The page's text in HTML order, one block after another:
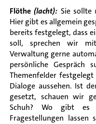
Flöthe(lacht): Sie sollte
Hier gibt es allgemein
bereits festgelegt, dass
soll, sprechen wir
Verwaltung gerne
persönliche Gespräch
Themenfelder
Dialoge aussehen. Ist
gesetzt, schauen wir
Schuh? Wo gibt es
Fragestellungen